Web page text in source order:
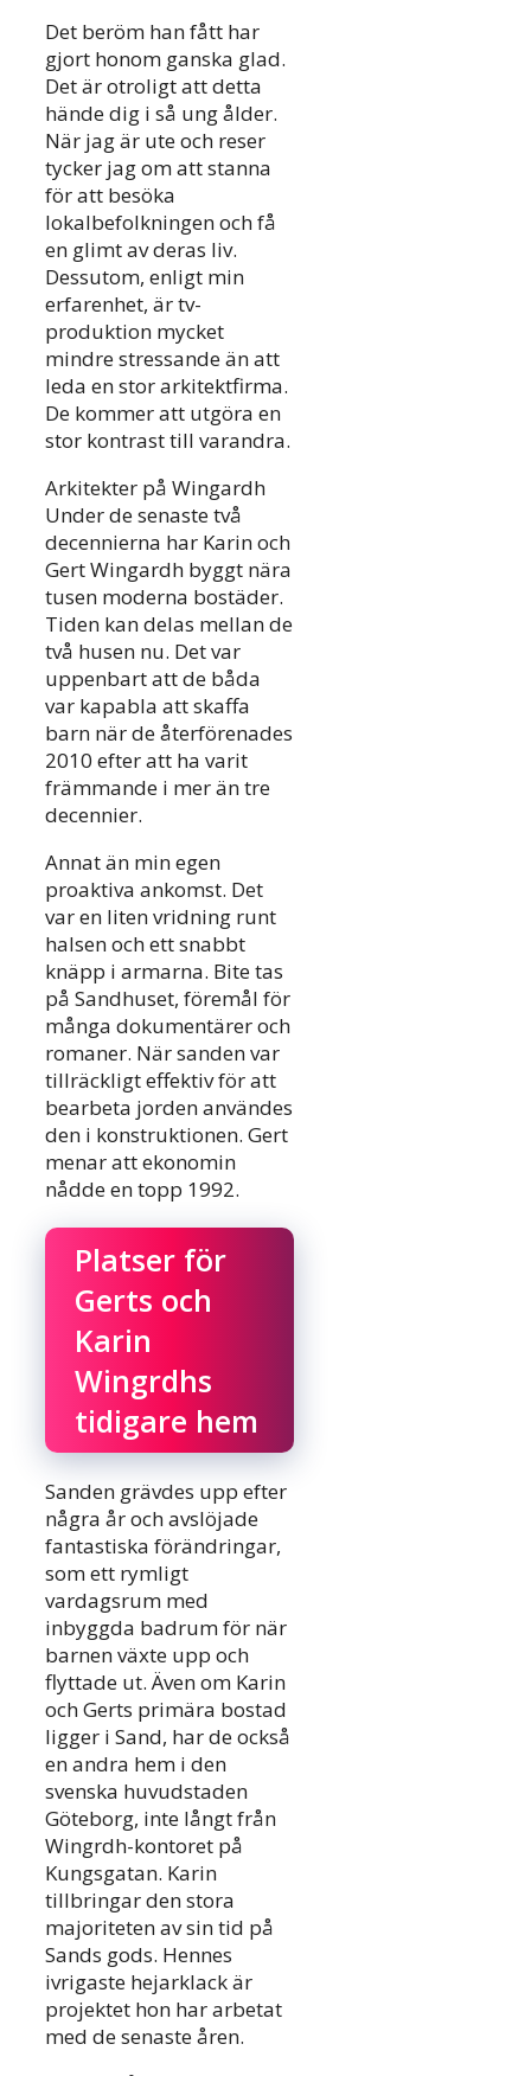
Det beröm han fått har
gjort honom ganska glad.
Det är otroligt att detta
hände dig i så ung ålder.
När jag är ute och reser
tycker jag om att stanna
för att besöka
lokalbefolkningen och få
en glimt av deras liv.
Dessutom, enligt min
erfarenhet, är tv-
produktion mycket
mindre stressande än att
leda en stor arkitektfirma.
De kommer att utgöra en
stor kontrast till varandra.
Arkitekter på Wingardh
Under de senaste två
decennierna har Karin och
Gert Wingardh byggt nära
tusen moderna bostäder.
Tiden kan delas mellan de
två husen nu. Det var
uppenbart att de båda
var kapabla att skaffa
barn när de återförenades
2010 efter att ha varit
främmande i mer än tre
decennier.
Annat än min egen
proaktiva ankomst. Det
var en liten vridning runt
halsen och ett snabbt
knäpp i armarna. Bite tas
på Sandhuset, föremål för
många dokumentärer och
romaner. När sanden var
tillräckligt effektiv för att
bearbeta jorden användes
den i konstruktionen. Gert
menar att ekonomin
nådde en topp 1992.
Platser för
Gerts och
Karin
Wingrdhs
tidigare hem
Sanden grävdes upp efter
några år och avslöjade
fantastiska förändringar,
som ett rymligt
vardagsrum med
inbyggda badrum för när
barnen växte upp och
flyttade ut. Även om Karin
och Gerts primära bostad
ligger i Sand, har de också
en andra hem i den
svenska huvudstaden
Göteborg, inte långt från
Wingrdh-kontoret på
Kungsgatan. Karin
tillbringar den stora
majoriteten av sin tid på
Sands gods. Hennes
ivrigaste hejarklack är
projektet hon har arbetat
med de senaste åren.